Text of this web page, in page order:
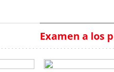
Examen a los